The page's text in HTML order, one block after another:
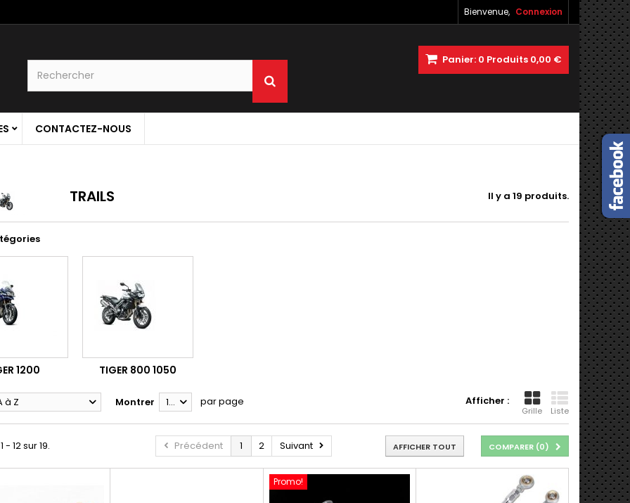
Bienvenue, Connexion
Panier: 0 Produits 0,00 €
CONTACTEZ-NOUS
TRAILS Il y a 19 produits.
1200 TIGER 800 1050
Afficher :
Grille Liste
à Z Montrer 12 par page
COMPARER (0)
Précédent 1 2 Suivant AFFICHER TOUT
- 12 sur 19.
Promo!